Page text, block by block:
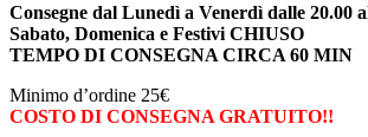
Consegne dal Lunedì a Venerdì dalle 20.00
Sabato, Domenica e Festivi CHIUSO
TEMPO DI CONSEGNA CIRCA 60 MIN
Minimo d’ordine 25€
COSTO DI CONSEGNA GRATUITO!!